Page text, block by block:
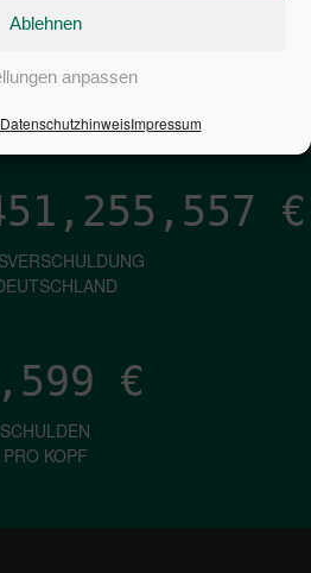
Ablehnen
anpassen
DatenschutzhinweisImpressum
ZINSEN
SEKUNDE
€
€
SCHULDEN
PRO KOPF